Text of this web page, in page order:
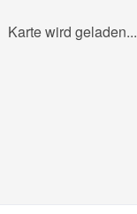
Karte wird geladen...